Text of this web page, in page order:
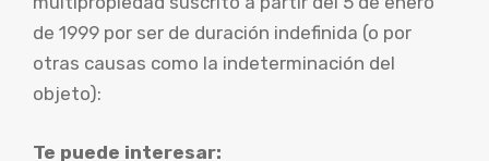
de 1999 por ser de duración indefinida (o por
otras causas como la indeterminación del
objeto):
Te puede interesar: